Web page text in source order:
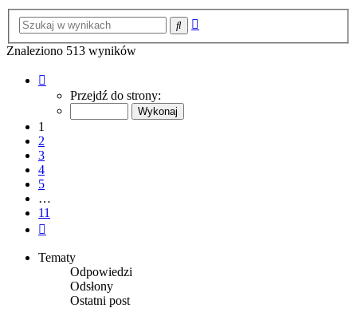
Szukaj
Znaleziono 513 wyników
Przejdź do strony:
1
2
3
4
5
…
11
Tematy
Odpowiedzi
Odsłony
Ostatni post